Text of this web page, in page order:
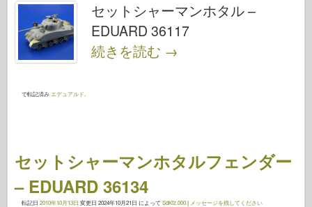
セットシャーマンホタル –
EDUARD 36117
続きを読む →
で転記済み エデュアルド
セットシャーマンホタルフェンダー
– EDUARD 36134
転記日 2010年10月13日 変更日 2024年10月21日 によって SdKfz.000| メッセージを残してください